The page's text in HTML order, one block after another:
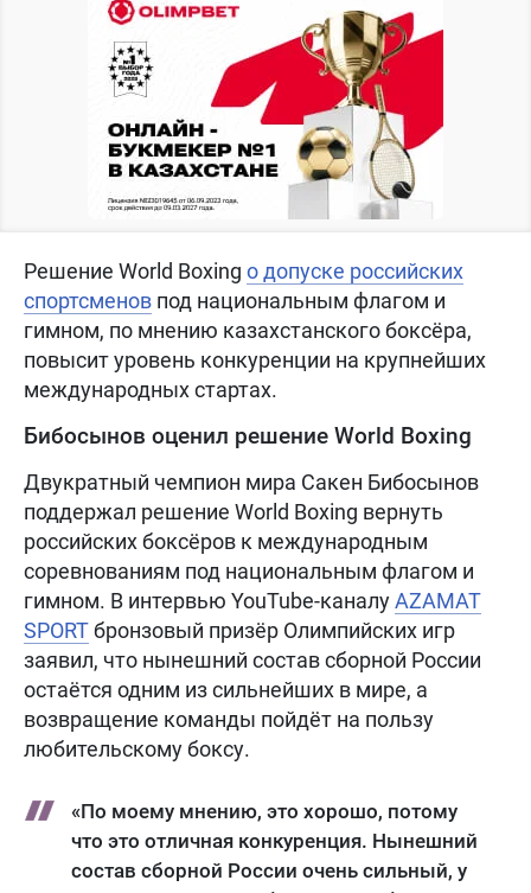
Решение World Boxing о допуске российских
спортсменов под национальным флагом и
гимном, по мнению казахстанского боксёра,
повысит уровень конкуренции на крупнейших
международных стартах.
Бибосынов оценил решение World Boxing
Двукратный чемпион мира Сакен Бибосынов
поддержал решение World Boxing вернуть
российских боксёров к международным
соревнованиям под национальным флагом и
гимном. В интервью YouTube-каналуAZAMAT
SPORTбронзовый призёр Олимпийских игр
заявил, что нынешний состав сборной России
остаётся одним из сильнейших в мире, а
возвращение команды пойдёт на пользу
любительскому боксу.
«По моему мнению, это хорошо, потому
что это отличная конкуренция. Нынешний
состав сборной России очень сильный, у